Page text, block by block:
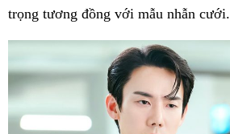
trọng tương đồng với mẫu nhẫn cưới.